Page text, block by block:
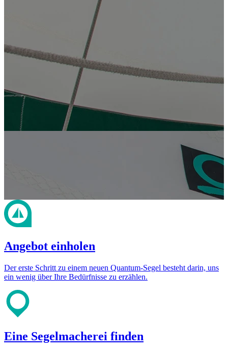
Angebot einholen
Der erste Schritt zu einem neuen Quantum-Segel besteht darin, uns
ein wenig über Ihre Bedürfnisse zu erzählen.
Eine Segelmacherei finden